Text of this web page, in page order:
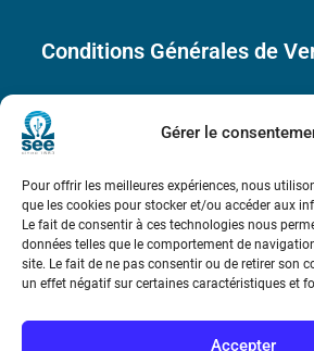
Gérer le
Pour offrir les meilleures expériences, nous
que les cookies pour stocker et/ou accéder aux
Le fait de consentir à ces technologies nous
données telles que le comportement de
site. Le fait de ne pas consentir ou de retirer son
un effet négatif sur certaines caractéristiques et
Accepter
Conditions Générales de
Mentions légales
Contact